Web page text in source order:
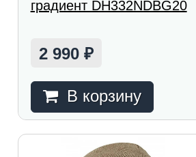
градиент DH332NDBG20
2 990 ₽
В корзину